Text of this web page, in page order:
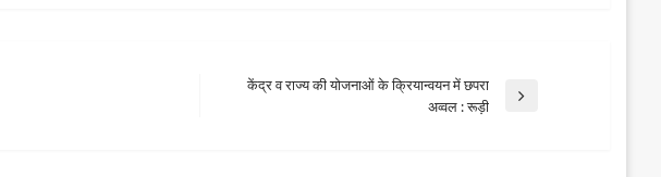
केंद्र व राज्य की योजनाओं के क्रियान्वयन में छपरा
अव्वल : रूड़ी